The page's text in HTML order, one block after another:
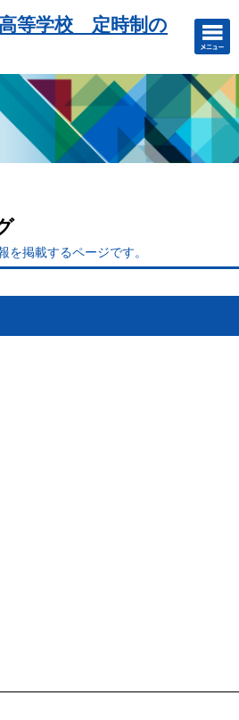
等学校 定時制の
を掲載するページです。